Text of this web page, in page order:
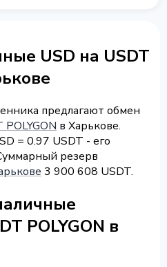
USD на USDT
предлагают обмен
POLYGON в Харькове.
= 0.97 USDT - его
резерв
3 900 608 USDT.
POLYGON в